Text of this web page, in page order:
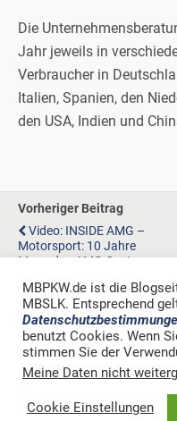
Die
Jahr jeweils in
Verbraucher in
Italien, Spanien, den
den USA, Indien und
Vorheriger Beitrag
Video: INSIDE AMG –
Motorsport: 10 Jahre
Mercedes-AMG Customer
MBPKW.de ist die
MBSLK. Entsprechend
benutzt Cookies. Wenn
stimmen Sie der
Meine Daten nicht
Cookie Einstellungen